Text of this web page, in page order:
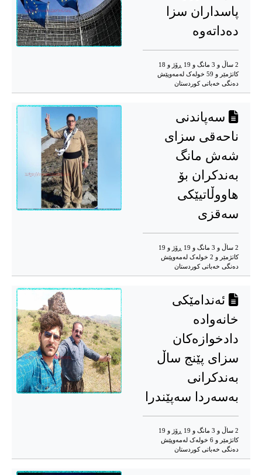
پاسداران سزا
دەداتەوە
2 ساڵ و 3 مانگ و 19 ڕۆژ و 18
کاتژمێر و 59 خوله‌ک له‌مه‌وپێش‌
دەنگی خەباتی کوردستان
سەپاندنی
ناحەقی سزای
شەش مانگ
بەندکران بۆ
هاووڵاتیێکی
سەقزی
2 ساڵ و 3 مانگ و 19 ڕۆژ و 19
کاتژمێر و 2 خوله‌ک له‌مه‌وپێش‌
دەنگی خەباتی کوردستان
ئەندامێکی
خانەوادە
دادخوازەکان
سزای پێنج ساڵ
بەندکرانی
بەسەردا سەپێندرا
2 ساڵ و 3 مانگ و 19 ڕۆژ و 19
کاتژمێر و 6 خوله‌ک له‌مه‌وپێش‌
دەنگی خەباتی کوردستان